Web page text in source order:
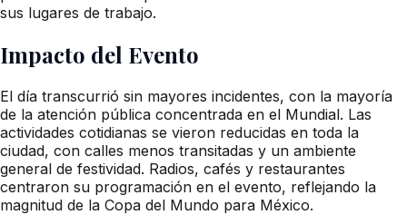
sus lugares de trabajo.
Impacto del Evento
El día transcurrió sin mayores incidentes, con la mayoría
de la atención pública concentrada en el Mundial. Las
actividades cotidianas se vieron reducidas en toda la
ciudad, con calles menos transitadas y un ambiente
general de festividad. Radios, cafés y restaurantes
centraron su programación en el evento, reflejando la
magnitud de la Copa del Mundo para México.